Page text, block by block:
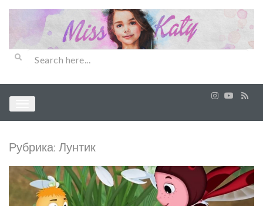
Рубрика: Лунтик